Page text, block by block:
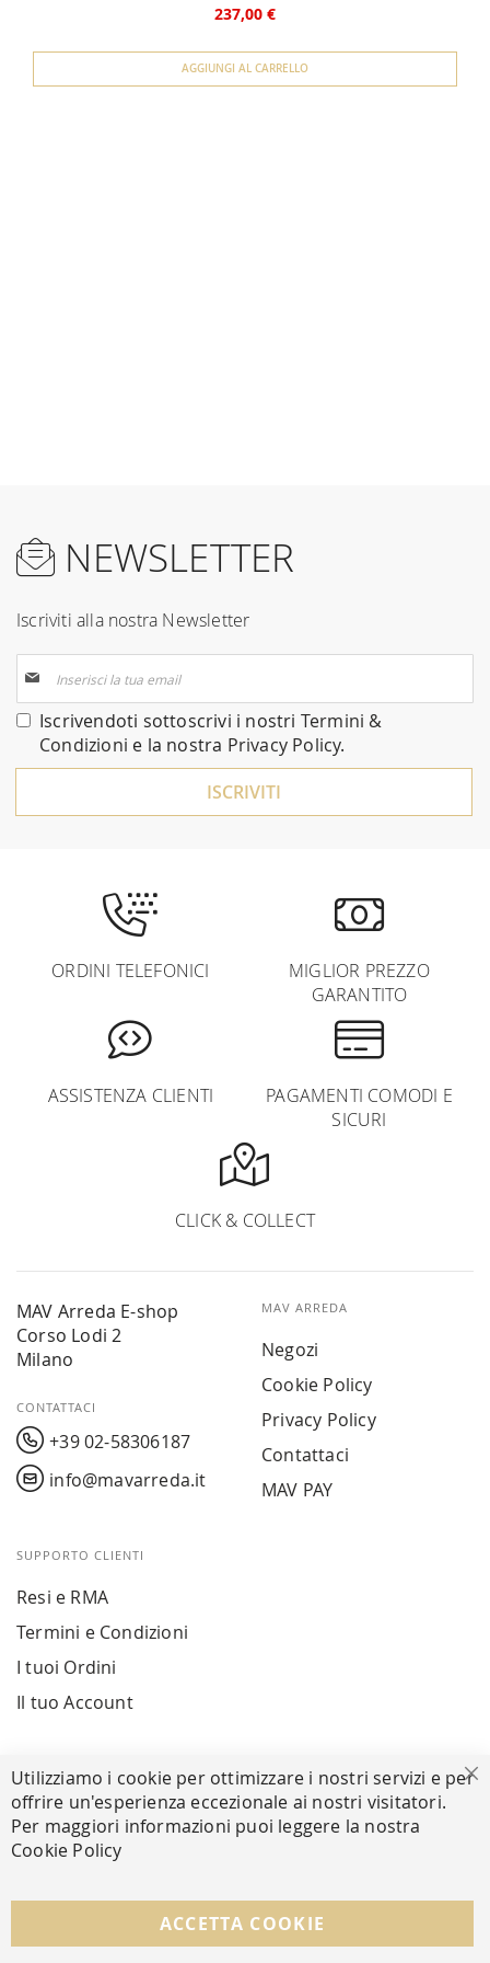
237,00 €
AGGIUNGI AL CARRELLO
NEWSLETTER
Iscriviti alla nostra Newsletter
alla
nostra
Newsletter:
Iscrivendoti sottoscrivi i nostri Termini &
Condizioni e la nostra Privacy Policy.
ISCRIVITI
ORDINI TELEFONICI
MIGLIOR PREZZO
GARANTITO
ASSISTENZA CLIENTI
PAGAMENTI COMODI E
SICURI
CLICK & COLLECT
MAV Arreda E-shop
Corso Lodi 2
Milano
CONTATTACI
+39 02-58306187
info@mavarreda.it
MAV ARREDA
Negozi
Cookie Policy
Privacy Policy
Contattaci
MAV PAY
SUPPORTO CLIENTI
Resi e RMA
Termini e Condizioni
I tuoi Ordini
Il tuo Account
Facebook Instagram Whatsapp
Utilizziamo i cookie per ottimizzare i nostri servizi e per
offrire un'esperienza eccezionale ai nostri visitatori.
Per maggiori informazioni puoi leggere la nostra
Cookie Policy
ACCETTA COOKIE